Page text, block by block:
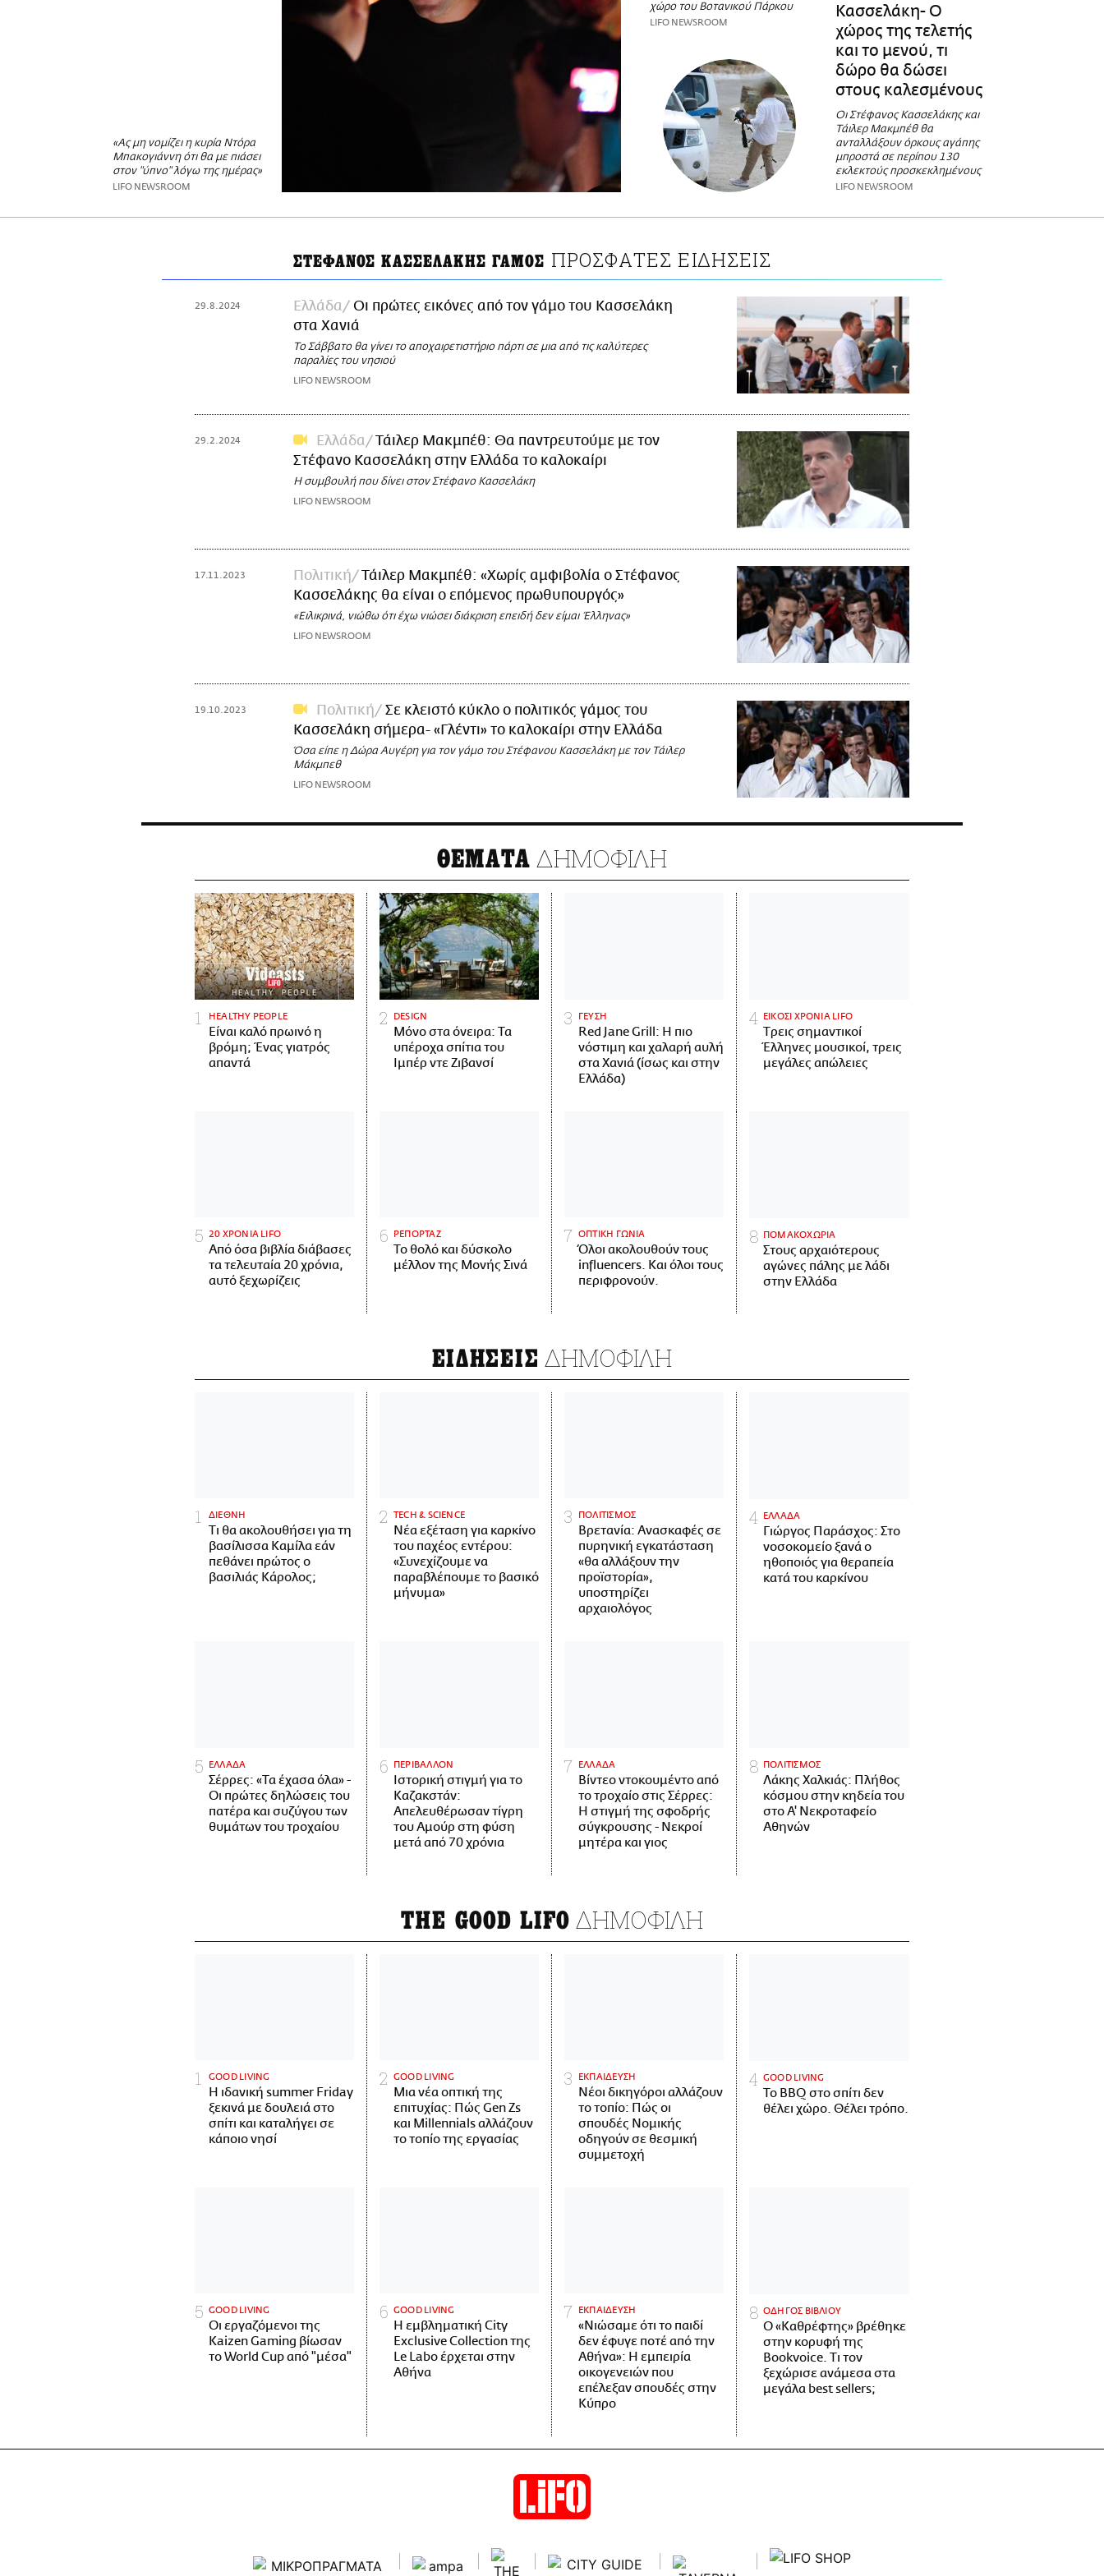
«Ας μη νομίζει η κυρία Ντόρα
Μπακογιάννη ότι θα με πιάσει
στον "ύπνο" λόγω της ημέρας»
LIFO NEWSROOM
χώρο του Βοτανικού Πάρκου
LIFO NEWSROOM
Κασσελάκη- Ο
χώρος της τελετής
και το μενού, τι
δώρο θα δώσει
στους καλεσμένους
Οι Στέφανος Κασσελάκης και
Τάιλερ Μακμπέθ θα
ανταλλάξουν όρκους αγάπης
μπροστά σε περίπου 130
εκλεκτούς προσκεκλημένους
LIFO NEWSROOM
ΣΤΕΦΑΝΟΣ ΚΑΣΣΕΛΑΚΗΣ ΓΑΜΟΣ ΠΡΟΣΦΑΤΕΣ ΕΙΔΗΣΕΙΣ
29.8.2024 Ελλάδα
Οι πρώτες εικόνες από τον γάμο του Κασσελάκη
στα Χανιά
Το Σάββατο θα γίνει το αποχαιρετιστήριο πάρτι σε μια από τις καλύτερες
παραλίες του νησιού
LIFO NEWSROOM
29.2.2024 Ελλάδα
Τάιλερ Μακμπέθ: Θα παντρευτούμε με τον
Στέφανο Κασσελάκη στην Ελλάδα το καλοκαίρι
Η συμβουλή που δίνει στον Στέφανο Κασσελάκη
LIFO NEWSROOM
17.11.2023 Πολιτική
Τάιλερ Μακμπέθ: «Χωρίς αμφιβολία ο Στέφανος
Κασσελάκης θα είναι ο επόμενος πρωθυπουργός»
«Ειλικρινά, νιώθω ότι έχω νιώσει διάκριση επειδή δεν είμαι Έλληνας»
LIFO NEWSROOM
19.10.2023 Πολιτική
Σε κλειστό κύκλο ο πολιτικός γάμος του
Κασσελάκη σήμερα- «Γλέντι» το καλοκαίρι στην Ελλάδα
Όσα είπε η Δώρα Αυγέρη για τον γάμο του Στέφανου Κασσελάκη με τον Τάιλερ
Μάκμπεθ
LIFO NEWSROOM
ΘΕΜΑΤΑ ΔΗΜΟΦΙΛΗ
HEALTHY PEOPLE
Είναι καλό πρωινό η
βρόμη; Ένας γιατρός
απαντά
DESIGN
Μόνο στα όνειρα: Τα
υπέροχα σπίτια του
Ιμπέρ ντε Ζιβανσί
ΓΕΥΣΗ
Red Jane Grill: Η πιο
νόστιμη και χαλαρή αυλή
στα Χανιά (ίσως και στην
Ελλάδα)
ΕΙΚΟΣΙ ΧΡΟΝΙΑ LIFO
Tρεις σημαντικοί
Έλληνες μουσικοί, τρεις
μεγάλες απώλειες
20 ΧΡΟΝΙΑ LIFO
Από όσα βιβλία διάβασες
τα τελευταία 20 χρόνια,
αυτό ξεχωρίζεις
ΡΕΠΟΡΤΑΖ
Το θολό και δύσκολο
μέλλον της Μονής Σινά
ΟΠΤΙΚΗ ΓΩΝΙΑ
Όλοι ακολουθούν τους
influencers. Και όλοι τους
περιφρονούν.
ΠΟΜΑΚΟΧΩΡΙΑ
Στους αρχαιότερους
αγώνες πάλης με λάδι
στην Ελλάδα
ΕΙΔΗΣΕΙΣ ΔΗΜΟΦΙΛΗ
ΔΙΕΘΝΗ
Τι θα ακολουθήσει για τη
βασίλισσα Καμίλα εάν
πεθάνει πρώτος ο
βασιλιάς Κάρολος;
ΤECH & SCIENCE
Νέα εξέταση για καρκίνο
του παχέος εντέρου:
«Συνεχίζουμε να
παραβλέπουμε το βασικό
μήνυμα»
ΠΟΛΙΤΙΣΜΟΣ
Βρετανία: Ανασκαφές σε
πυρηνική εγκατάσταση
«θα αλλάξουν την
προϊστορία»,
υποστηρίζει
αρχαιολόγος
ΕΛΛΑΔΑ
Γιώργος Παράσχος: Στο
νοσοκομείο ξανά ο
ηθοποιός για θεραπεία
κατά του καρκίνου
ΕΛΛΑΔΑ
Σέρρες: «Τα έχασα όλα» -
Οι πρώτες δηλώσεις του
πατέρα και συζύγου των
θυμάτων του τροχαίου
ΠΕΡΙΒΑΛΛΟΝ
Ιστορική στιγμή για το
Καζακστάν:
Απελευθέρωσαν τίγρη
του Αμούρ στη φύση
μετά από 70 χρόνια
ΕΛΛΑΔΑ
Βίντεο ντοκουμέντο από
το τροχαίο στις Σέρρες:
Η στιγμή της σφοδρής
σύγκρουσης - Νεκροί
μητέρα και γιος
ΠΟΛΙΤΙΣΜΟΣ
Λάκης Χαλκιάς: Πλήθος
κόσμου στην κηδεία του
στο Α' Νεκροταφείο
Αθηνών
THE GOOD LIFO ΔΗΜΟΦΙΛΗ
GOOD LIVING
Η ιδανική summer Friday
ξεκινά με δουλειά στο
σπίτι και καταλήγει σε
κάποιο νησί
GOOD LIVING
Μια νέα οπτική της
επιτυχίας: Πώς Gen Zs
και Millennials αλλάζουν
το τοπίο της εργασίας
ΕΚΠΑΙΔΕΥΣΗ
Νέοι δικηγόροι αλλάζουν
το τοπίο: Πώς οι
σπουδές Νομικής
οδηγούν σε θεσμική
συμμετοχή
GOOD LIVING
Το BBQ στο σπίτι δεν
θέλει χώρο. Θέλει τρόπο.
GOOD LIVING
Οι εργαζόμενοι της
Kaizen Gaming βίωσαν
το World Cup από "μέσα"
GOOD LIVING
Η εμβληματική City
Exclusive Collection της
Le Labo έρχεται στην
Αθήνα
ΕΚΠΑΙΔΕΥΣΗ
«Νιώσαμε ότι το παιδί
δεν έφυγε ποτέ από την
Αθήνα»: Η εμπειρία
οικογενειών που
επέλεξαν σπουδές στην
Κύπρο
ΟΔΗΓΟΣ ΒΙΒΛΙΟΥ
Ο «Καθρέφτης» βρέθηκε
στην κορυφή της
Bookvoice. Τι τον
ξεχώρισε ανάμεσα στα
μεγάλα best sellers;